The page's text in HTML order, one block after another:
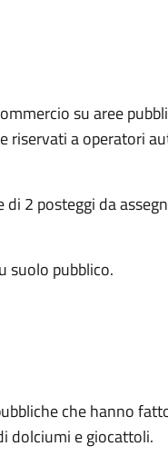
su aree
riservati a operatori
2 posteggi da
suolo pubblico.
che hanno
dolciumi e giocattoli.